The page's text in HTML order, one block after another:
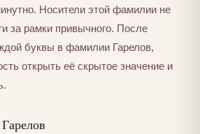
Носители этой фамилии не
за рамки привычного. После
буквы в фамилии Гарелов,
открыть её скрытое значение и